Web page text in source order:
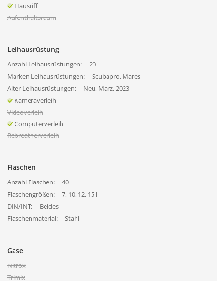
Hausriff
Aufenthaltsraum
Leihausrüstung
Anzahl Leihausrüstungen:
20
Marken Leihausrüstungen:
Scubapro, Mares
Alter Leihausrüstungen:
Neu, Marz, 2023
Kameraverleih
Videoverleih
Computerverleih
Rebreatherverleih
Flaschen
Anzahl Flaschen:
40
Flaschengrößen:
7, 10, 12, 15 l
DIN/INT:
Beides
Flaschenmaterial:
Stahl
Gase
Nitrox
Trimix